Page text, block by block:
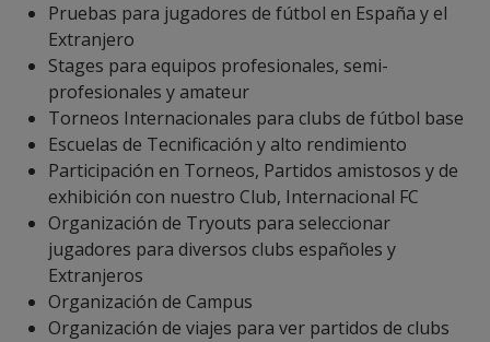
Pruebas para jugadores de fútbol en España y el
Extranjero
Stages para equipos profesionales, semi-
profesionales y amateur
Torneos Internacionales para clubs de fútbol base
Escuelas de Tecnificación y alto rendimiento
Participación en Torneos, Partidos amistosos y de
exhibición con nuestro Club, Internacional FC
Organización de Tryouts para seleccionar
jugadores para diversos clubs españoles y
Extranjeros
Organización de Campus
Organización de viajes para ver partidos de clubs